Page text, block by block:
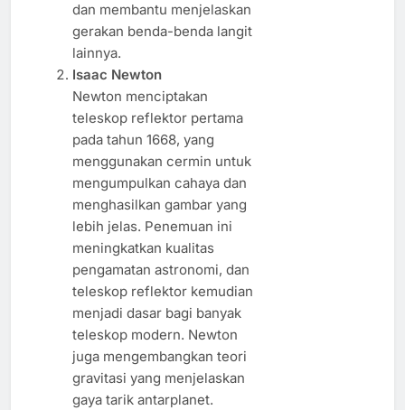
dan membantu menjelaskan
gerakan benda-benda langit
lainnya.
Isaac Newton
Newton menciptakan
teleskop reflektor pertama
pada tahun 1668, yang
menggunakan cermin untuk
mengumpulkan cahaya dan
menghasilkan gambar yang
lebih jelas. Penemuan ini
meningkatkan kualitas
pengamatan astronomi, dan
teleskop reflektor kemudian
menjadi dasar bagi banyak
teleskop modern. Newton
juga mengembangkan teori
gravitasi yang menjelaskan
gaya tarik antarplanet.